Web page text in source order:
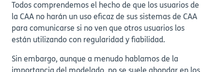
Todos comprendemos el hecho de que los usuarios de
la CAA no harán un uso eficaz de sus sistemas de CAA
para comunicarse si no ven que otros usuarios los
están utilizando con regularidad y fiabilidad.
Sin embargo, aunque a menudo hablamos de la